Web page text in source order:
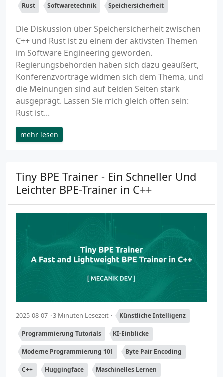
Rust Softwaretechnik Speichersicherheit
Die Diskussion über Speichersicherheit zwischen
C++ und Rust ist zu einem der aktivsten Themen
im Software Engineering geworden.
Regierungsbehörden haben sich dazu geäußert,
Konferenzvorträge widmen sich dem Thema, und
die Meinungen sind auf beiden Seiten stark
ausgeprägt. Lassen Sie mich gleich offen sein:
Rust ist...
mehr lesen
Tiny BPE Trainer - Ein Schneller Und
Leichter BPE-Trainer in C++
2025-08-07 3 Minuten Lesezeit Künstliche Intelligenz
Programmierung Tutorials KI-Einblicke
Moderne Programmierung 101 Byte Pair Encoding
C++ Huggingface Maschinelles Lernen